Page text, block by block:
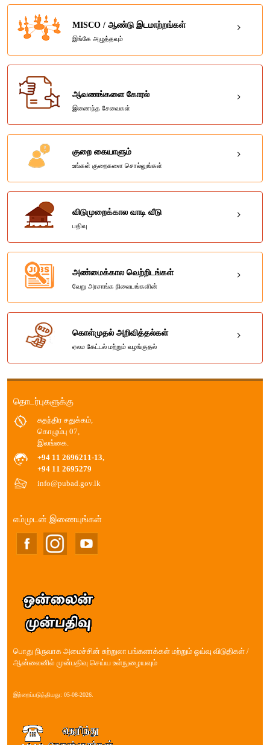
MISCO / ஆண்டு இடமாற்றங்கள்
இங்கே அழுத்தவும்
ஆவணங்களை கோரல்
இணைந்த சேவைகள்
குறை கையாளும்
உங்கள் குறைகளை சொல்லுங்கள்
விடுமுறைக்கால வாடி வீடு
பதிவு
அண்மைக்கால வெற்றிடங்கள்
வேறு அரசாங்க நிலையங்களின்
கொள்முதல் அறிவித்தல்கள்
ஏலம கேட்டல் மற்றும் வழங்குதல்
தொடர்புகளுக்கு
சுதந்திர சதுக்கம்,
கொழும்பு 07,
இலங்கை.
+94 11 2696211-13,
+94 11 2695279
info@pubad.gov.lk
எம்முடன் இணையுங்கள்
பொது நிருவாக அமைச்சின் சுற்றுலா பங்களாக்கள் மற்றும் ஓய்வு விடுதிகள் /
ஆன்லைனில் முன்பதிவு செய்ய உள்நுழையவும்
இற்றைப்படுத்தியது: 05-08-2026.